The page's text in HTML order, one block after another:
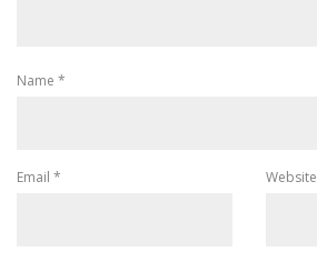
Name *
Email * Website